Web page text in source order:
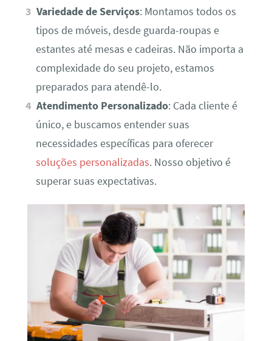
Variedade de Serviços: Montamos todos os
tipos de móveis, desde guarda-roupas e
estantes até mesas e cadeiras. Não importa a
complexidade do seu projeto, estamos
preparados para atendê-lo.
Atendimento Personalizado: Cada cliente é
único, e buscamos entender suas
necessidades específicas para oferecer
soluções personalizadas. Nosso objetivo é
superar suas expectativas.